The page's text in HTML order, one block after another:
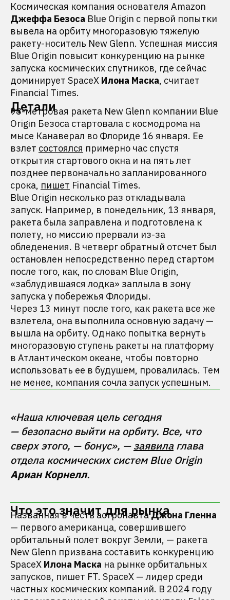
Космическая компания основателя Amazon
Джеффа Безоса Blue Origin с первой попытки
вывела на орбиту многоразовую тяжелую
ракету-носитель New Glenn. Успешная миссия
Blue Origin повысит конкуренцию на рынке
запуска космических спутников, где сейчас
доминирует SpaceX Илона Маска, считает
Financial Times.
Детали
98-метровая ракета New Glenn компании Blue
Origin Безоса стартовала с космодрома на
мысе Канаверал во Флориде 16 января. Ее
взлет состоялся примерно час спустя
открытия стартового окна и на пять лет
позднее первоначально запланированного
срока, пишет Financial Times.
Blue Origin несколько раз откладывала
запуск. Например, в понедельник, 13 января,
ракета была заправлена и подготовлена к
полету, но миссию прервали из-за
обледенения. В четверг обратный отсчет был
остановлен непосредственно перед стартом
после того, как, по словам Blue Origin,
«заблудившаяся лодка» заплыла в зону
запуска у побережья Флориды.
Через 13 минут после того, как ракета все же
взлетела, она выполнила основную задачу —
вышла на орбиту. Однако попытка вернуть
многоразовую ступень ракеты на платформу
в Атлантическом океане, чтобы повторно
использовать ее в будушем, провалилась. Тем
не менее, компания сочла запуск успешным.
«Наша ключевая цель сегодня
— безопасно выйти на орбиту. Все, что
сверх этого, — бонус», — заявила глава
Ариан Корнелл
Что это значит для рынка
Названная в честь астронавтаДжона Гленна
— первого американца, совершившего
орбитальный полет вокруг Земли, — ракета
New Glenn призвана составить конкуренцию
SpaceX Илона Маска на рынке орбитальных
запусков, пишет FT. SpaceX — лидер среди
частных космических компаний. В 2024 году